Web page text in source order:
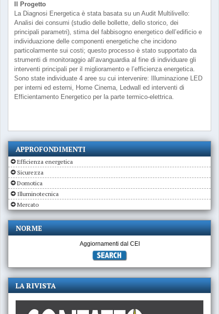
Il Progetto
La Diagnosi Energetica è stata basata su un Audit Multilivello:
Analisi dei consumi (studio delle bollette, dello storico, dei
principali parametri), stima del fabbisogno energetico dell’edificio e
individuazione delle componenti energetiche che incidono
particolarmente sui costi; questo processo è stato supportato da
strumenti di monitoraggio all’avanguardia al fine di individuare gli
interventi principali per il miglioramento e l’efficienza energetica.
Sono state individuate 4 aree su cui intervenire: Illuminazione LED
per interni ed esterni, Home Cinema, Ledwall ed interventi di
Efficientamento Energetico per la parte termico-elettrica.
APPROFONDIMENTI
Efficienza energetica
Sicurezza
Domotica
Illuminotecnica
Mercato
NORME
Aggiornamenti dal CEI
LA RIVISTA